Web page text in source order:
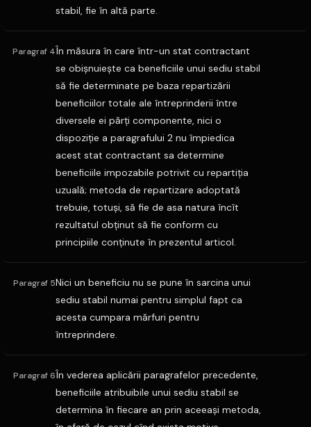
stabil, fie în altă parte.
Paragraf 4În măsura în care într-un stat contractant
se obişnuieşte ca beneficiile unui sediu stabil
să fie determinate pe baza repartizării
beneficiilor totale ale întreprinderii între
diversele ei părţi componente, nici o
dispoziţie a paragrafului 2 nu împiedica
acest stat contractant sa determine
beneficiile impozabile potrivit cu repartiţia
uzuală; metoda de repartizare adoptată
trebuie, totuşi, să fie de asa natura încît
rezultatul obţinut să fie conform cu
principiile conţinute în prezentul articol.
Paragraf 5Nici un beneficiu nu se pune în sarcina unui
sediu stabil numai pentru simplul fapt ca
acesta cumpara mărfuri pentru
întreprindere.
Paragraf 6În vederea aplicării paragrafelor precedente,
beneficiile atribuibile unui sediu stabil se
determina în fiecare an prin aceeaşi metoda,